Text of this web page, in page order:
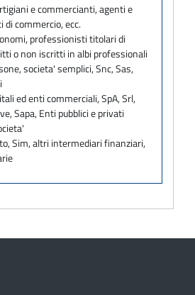
e commercianti, agenti e
commercio, ecc.
professionisti titolari di
o non iscritti in albi professionali
societa' semplici, Snc, Sas,
ed enti commerciali, SpA, Srl,
Sapa, Enti pubblici e privati
Sim, altri intermediari finanziari,